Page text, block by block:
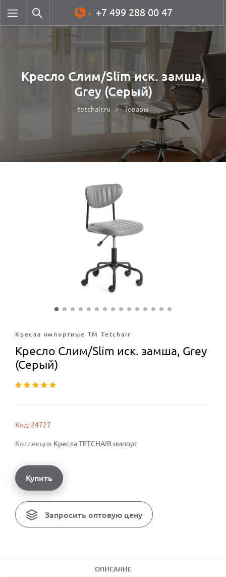
+7 499 288 00 47
Кресло Слим/Slim иск. замша,
Grey (Cерый)
tetchair.ru Товары
Кресла импортные ТМ Tetchair
Кресло Слим/Slim иск. замша, Grey
(Cерый)
Код: 24727
Коллекция Кресла TETCHAIR импорт
Купить
Запросить оптовую цену
ОПИСАНИЕ